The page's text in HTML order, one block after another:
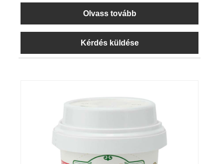
Olvass tovább
Kérdés küldése